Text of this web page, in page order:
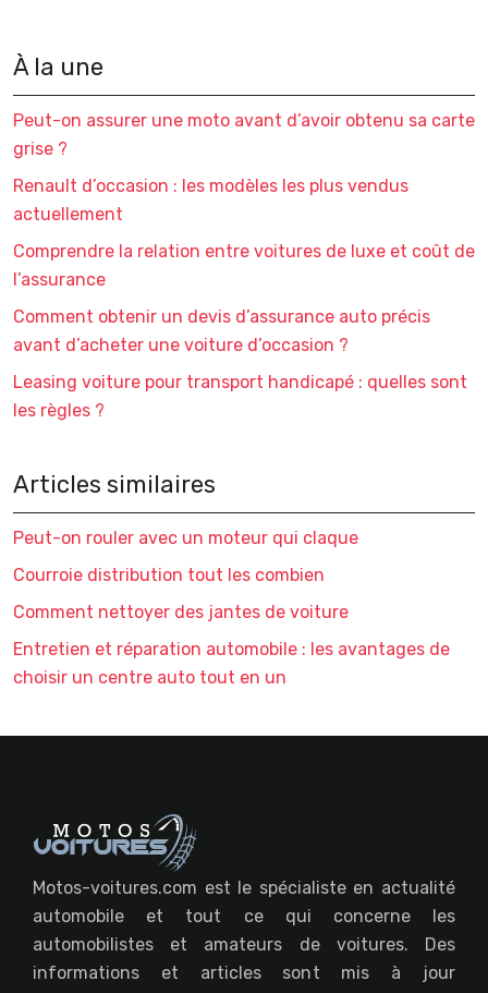
À la une
Peut-on assurer une moto avant d’avoir obtenu sa carte
grise ?
Renault d’occasion : les modèles les plus vendus
actuellement
Comprendre la relation entre voitures de luxe et coût de
l’assurance
Comment obtenir un devis d’assurance auto précis
avant d’acheter une voiture d’occasion ?
Leasing voiture pour transport handicapé : quelles sont
les règles ?
Articles similaires
Peut-on rouler avec un moteur qui claque
Courroie distribution tout les combien
Comment nettoyer des jantes de voiture
Entretien et réparation automobile : les avantages de
choisir un centre auto tout en un
Motos-voitures.com est le spécialiste en actualité
automobile et tout ce qui concerne les
automobilistes et amateurs de voitures. Des
informations et articles sont mis à jour